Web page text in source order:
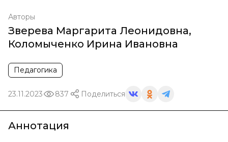
Авторы
Зверева Маргарита Леонидовна,
Коломыченко Ирина Ивановна
Педагогика
23.11.2023 837 Поделиться
Аннотация